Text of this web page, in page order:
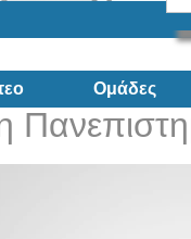
Ομάδες